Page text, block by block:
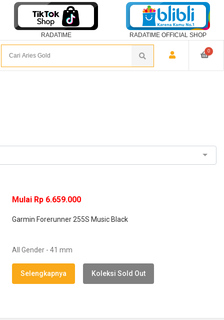
RADATIME RADATIME OFFICIAL SHOP
0
Mulai Rp 6.659.000
Garmin Forerunner 255S Music Black
All Gender - 41 mm
Selengkapnya Koleksi Sold Out